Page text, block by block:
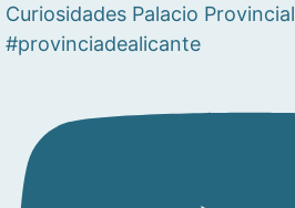
Curiosidades Palacio Provincial
#provinciadealicante